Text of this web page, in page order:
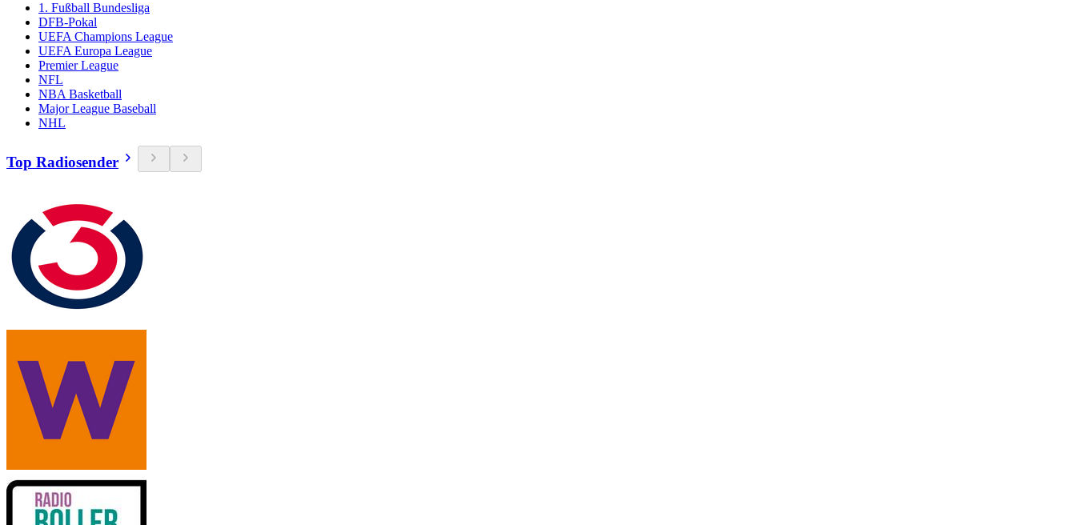
1. Fußball Bundesliga
DFB-Pokal
UEFA Champions League
UEFA Europa League
Premier League
NFL
NBA Basketball
Major League Baseball
NHL
Top Radiosender